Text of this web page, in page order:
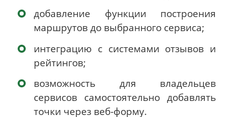
добавление функции построения
маршрутов до выбранного сервиса;
интеграцию с системами отзывов и
рейтингов;
возможность для владельцев
сервисов самостоятельно добавлять
точки через веб-форму.